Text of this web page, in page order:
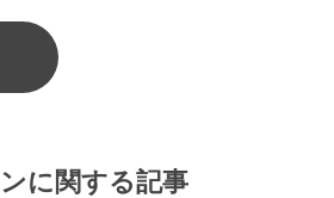
に関する記事